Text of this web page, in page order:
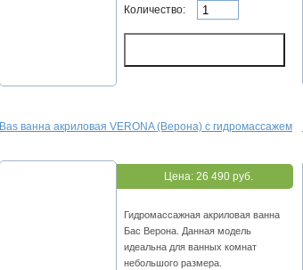
Количество:
Bas ванна акриловая VERONA (Верона) с гидромассажем
Цена: 26 490 руб.
Гидромассажная акриловая ванна
Бас Верона. Данная модель
идеальна для ванных комнат
небольшого размера.